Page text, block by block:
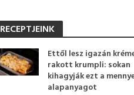
RECEPTJEINK
Ettől lesz igazán
rakott krumpli: sokan
kihagyják ezt a
alapanyagot